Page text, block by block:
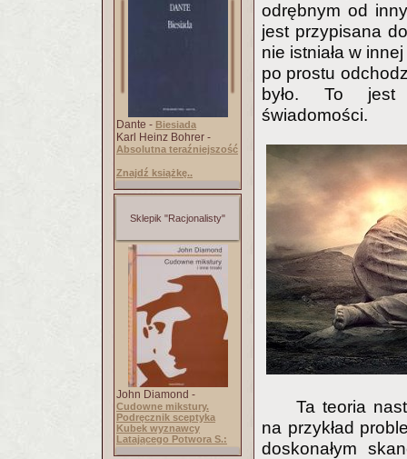
Dante - Biesiada
Karl Heinz Bohrer -
Absolutna teraźniejszość
Znajdź książkę..
Sklepik "Racjonalisty"
John Diamond -
Cudowne mikstury.
Podręcznik sceptyka
Kubek wyznawcy
Latającego Potwora S.:
odrębnym od
jest przypisana
nie istniała w
po prostu
było. To jest
świadomości.
Ta teoria
na przykład
doskonałym